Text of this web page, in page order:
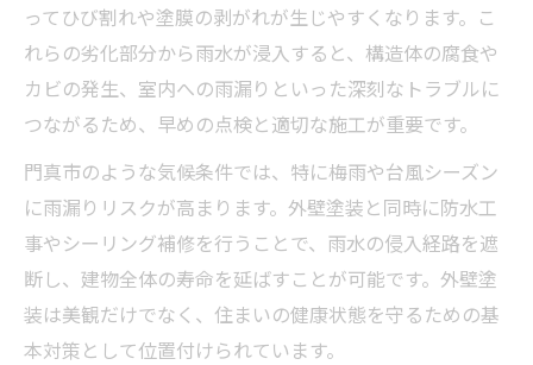
雨漏り原因を見極める門真市の塗装選び
外壁塗装で雨漏り原因を早期発見する方法
雨漏りの根本原因を外壁塗装で解決する秘
訣
外壁塗装業者による現地調査の重要な視点
外壁塗装と屋根修理の連携がもたらす安心
劣化箇所を見逃さない外壁塗装の診断力
外壁塗装による長持ち住まいの秘訣
外壁塗装で住まいを長持ちさせるコツ
ってひび割れや塗膜の剥がれが生じやすくなります。こ
れらの劣化部分から雨水が浸入すると、構造体の腐食や
カビの発生、室内への雨漏りといった深刻なトラブルに
つながるため、早めの点検と適切な施工が重要です。
門真市のような気候条件では、特に梅雨や台風シーズン
に雨漏りリスクが高まります。外壁塗装と同時に防水工
事やシーリング補修を行うことで、雨水の侵入経路を遮
断し、建物全体の寿命を延ばすことが可能です。外壁塗
装は美観だけでなく、住まいの健康状態を守るための基
本対策として位置付けられています。